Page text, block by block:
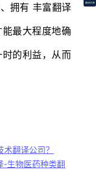
翻译价格
拥有 丰富翻译
最大程度地确
的利益，从而
翻译公司？
-生物医药种类翻